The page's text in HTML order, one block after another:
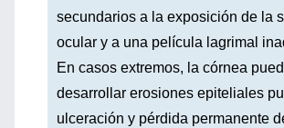
secundarios a la exposición de la
ocular y a una película lagrimal
En casos extremos, la córnea
desarrollar erosiones epiteliales
ulceración y pérdida permanente